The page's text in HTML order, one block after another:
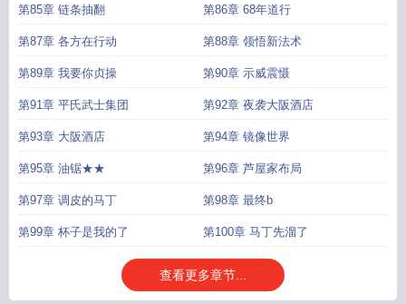
第85章 链条抽翻 第86章 68年道行
第87章 各方在行动 第88章 领悟新法术
第89章 我要你贞操 第90章 示威震慑
第91章 平氏武士集团 第92章 夜袭大阪酒店
第93章 大阪酒店 第94章 镜像世界
第95章 油锯★★ 第96章 芦屋家布局
第97章 调皮的马丁 第98章 最终b
第99章 杯子是我的了 第100章 马丁先溜了
查看更多章节...